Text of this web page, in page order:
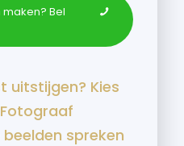
Bel
uitstijgen? Kies
Fotograaf
spreken